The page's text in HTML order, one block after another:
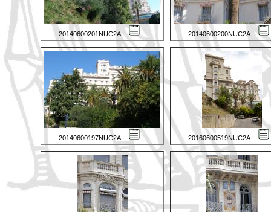
20140600201NUC2A 20140600200NUC2A
20140600197NUC2A 20160600519NUC2A